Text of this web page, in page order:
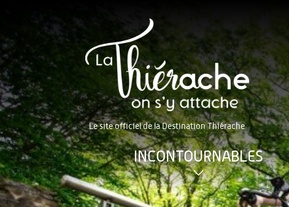
Le site officiel de la Destination Thiérache
INCONTOURNABLES